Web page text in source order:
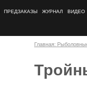
ПРЕДЗАКАЗЫ ЖУРНАЛ ВИДЕО
Главная: